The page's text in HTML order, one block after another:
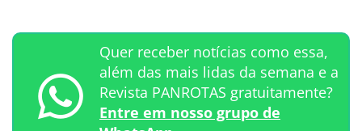
Quer receber notícias como essa,
além das mais lidas da semana e a
Revista PANROTAS gratuitamente?
Entre em nosso grupo de